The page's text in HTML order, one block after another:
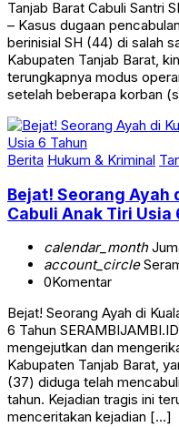
Tanjab Barat Cabuli Santri
– Kasus dugaan
berinisial SH (44) di salah
Kabupaten Tanjab Barat,
terungkapnya modus
setelah beberapa korban
Berita Hukum & Kriminal
Bejat! Seorang Ayah
Cabuli Anak Tiri Usia
calendar_month
account_circle
0Komentar
Bejat! Seorang Ayah di
6 Tahun
mengejutkan dan
Kabupaten Tanjab Barat,
(37) diduga telah
tahun. Kejadian tragis ini
menceritakan kejadian […]